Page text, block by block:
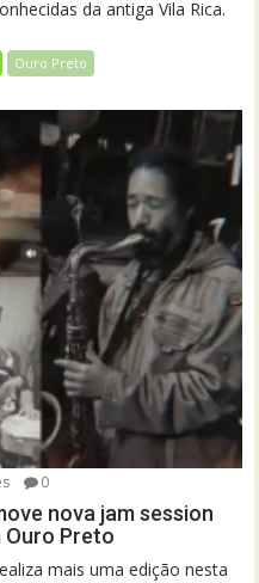
da antiga Vila Rica.
Ouro Preto
0
nova jam session
Ouro Preto
mais uma edição nesta